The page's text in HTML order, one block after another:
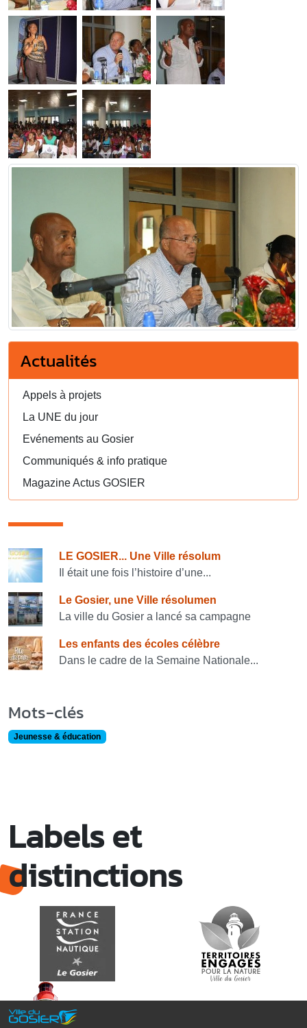
Actualités
Appels à projets
La UNE du jour
Evénements au Gosier
Communiqués & info pratique
Magazine Actus GOSIER
Consulter également
LE GOSIER... Une Ville résolum
Il était une fois l’histoire d’une...
Le Gosier, une Ville résolumen
La ville du Gosier a lancé sa campagne
Les enfants des écoles célèbre
Dans le cadre de la Semaine Nationale...
Mots-clés
Jeunesse & éducation
Labels et
distinctions